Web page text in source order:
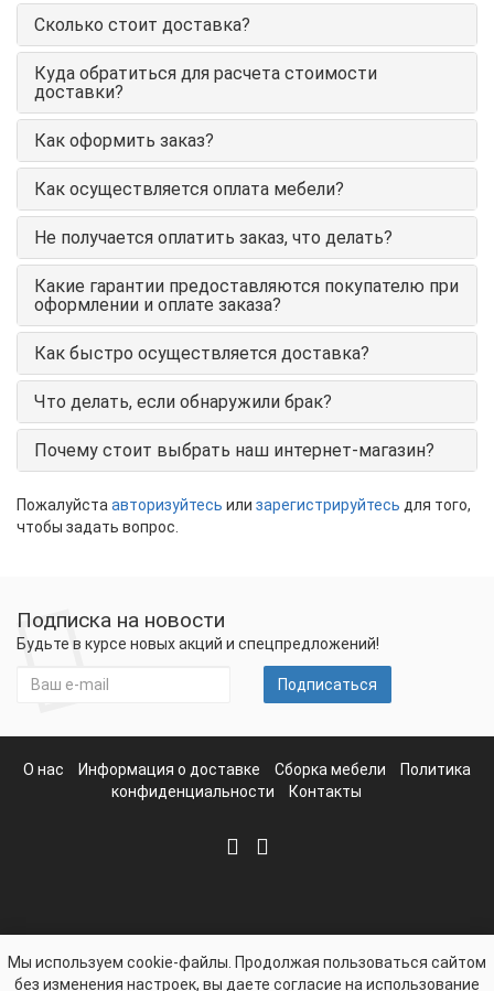
Сколько стоит доставка?
Куда обратиться для расчета стоимости
доставки?
Как оформить заказ?
Как осуществляется оплата мебели?
Не получается оплатить заказ, что делать?
Какие гарантии предоставляются покупателю при
оформлении и оплате заказа?
Как быстро осуществляется доставка?
Что делать, если обнаружили брак?
Почему стоит выбрать наш интернет-магазин?
Пожалуйста авторизуйтесь или зарегистрируйтесь для того,
чтобы задать вопрос.
Подписка на новости
Будьте в курсе новых акций и спецпредложений!
Подписаться
О нас Информация о доставке Сборка мебели
Политика
конфиденциальности
Контакты
Мы используем cookie-файлы. Продолжая пользоваться сайтом
без изменения настроек, вы даете согласие на использование